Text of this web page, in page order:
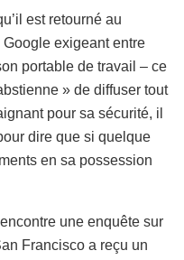
est retourné au
exigeant entre
portable de travail – ce
» de diffuser tout
pour sa sécurité, il
dire que si quelque
en sa possession
une enquête sur
Francisco a reçu un